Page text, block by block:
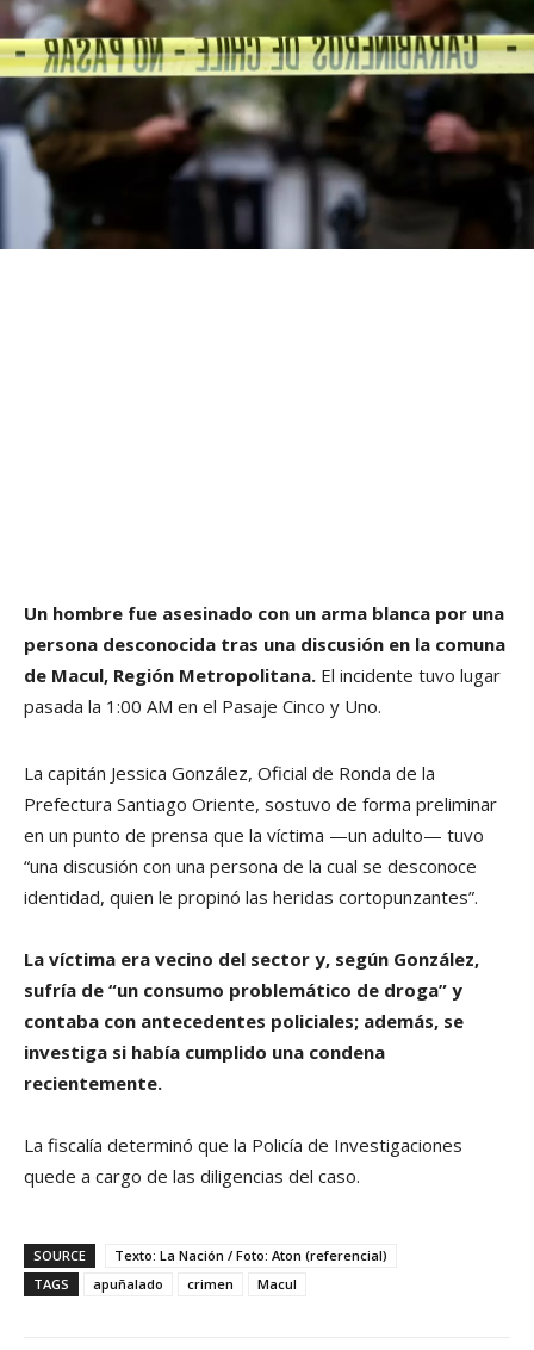
Un hombre fue asesinado con un arma blanca por una
persona desconocida tras una discusión en la comuna
de Macul, Región Metropolitana. El incidente tuvo lugar
pasada la 1:00 AM en el Pasaje Cinco y Uno.
La capitán Jessica González, Oficial de Ronda de la
Prefectura Santiago Oriente, sostuvo de forma preliminar
en un punto de prensa que la víctima —un adulto— tuvo
“una discusión con una persona de la cual se desconoce
identidad, quien le propinó las heridas cortopunzantes”.
La víctima era vecino del sector y, según González,
sufría de “un consumo problemático de droga” y
contaba con antecedentes policiales; además, se
investiga si había cumplido una condena
recientemente.
La fiscalía determinó que la Policía de Investigaciones
quede a cargo de las diligencias del caso.
SOURCE
Texto: La Nación / Foto: Aton (referencial)
TAGS
apuñalado crimen Macul